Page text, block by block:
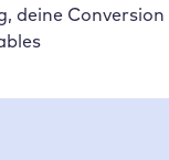
deine Conversion